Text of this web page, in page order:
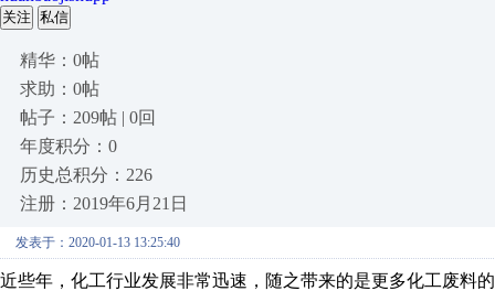
关注 私信
精华：0帖
求助：0帖
帖子：209帖 | 0回
年度积分：0
历史总积分：226
注册：2019年6月21日
发表于：2020-01-13 13:25:40
近些年，化工行业发展非常迅速，随之带来的是更多化工废料